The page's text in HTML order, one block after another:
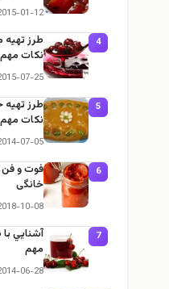
01-12
4
طرز تهيه
نكات مهم
07-25
5
طرز تهيه
نكات مهم
07-05
6
فوت و فن
خانگی
10-08
7
آشنايي
مهم
06-28